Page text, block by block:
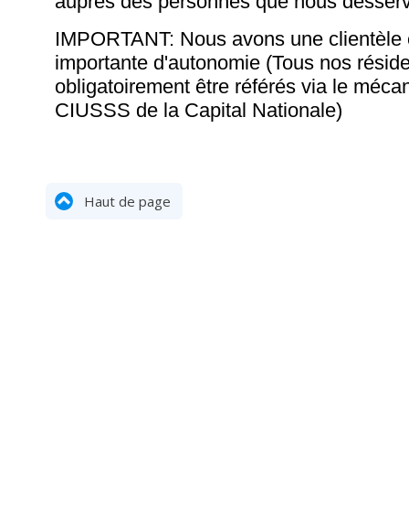
IMPORTANT: Nous avons une clientèle
importante d'autonomie (Tous nos
obligatoirement être référés via le
CIUSSS de la Capital Nationale)
Haut de page